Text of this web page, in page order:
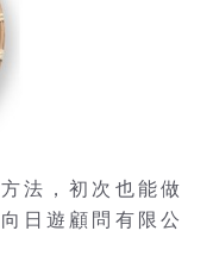
法，初次也能做
日遊顧問有限公